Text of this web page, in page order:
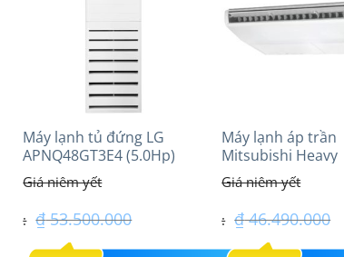
₫ 31.450.000.
Máy lạnh tủ đứng LG
APNQ48GT3E4 (5.0Hp)
Inverter
₫53.500.000
Máy lạnh áp trần
Mitsubishi Heavy
FDE100VG (4.0Hp)
cấp – 1 Pha
₫46.490.000